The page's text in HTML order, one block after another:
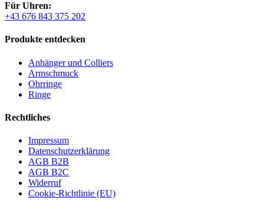
Für Uhren:
+43 676 843 375 202
Produkte entdecken
Anhänger und Colliers
Armschmuck
Ohrringe
Ringe
Rechtliches
Impressum
Datenschutzerklärung
AGB B2B
AGB B2C
Widerruf
Cookie-Richtlinie (EU)